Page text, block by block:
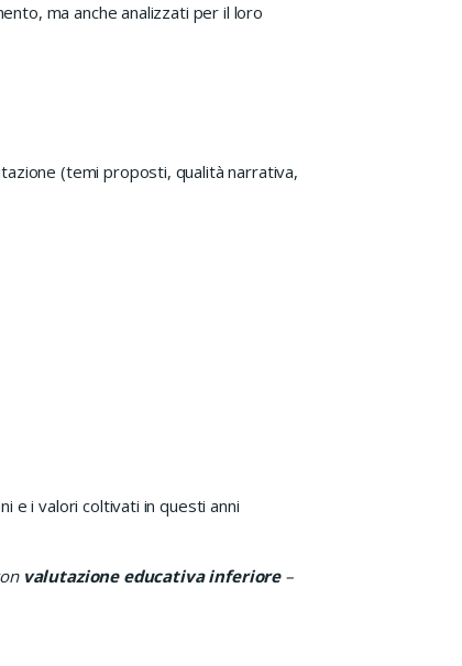
ma anche analizzati per il loro
(temi proposti, qualità narrativa,
e i valori coltivati in questi anni
valutazione educativa inferiore–